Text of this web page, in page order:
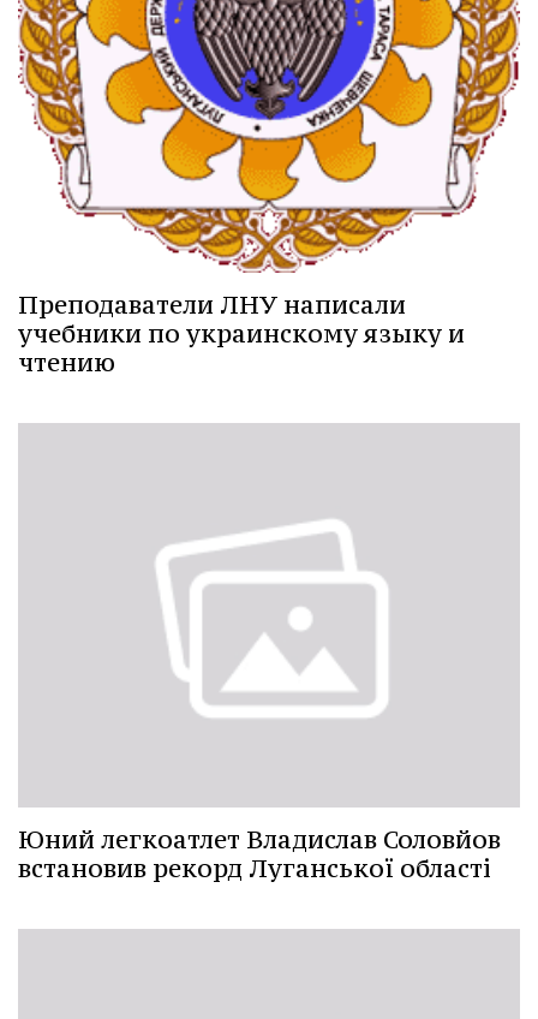
Преподаватели ЛНУ написали
учебники по украинскому языку и
чтению
Юний легкоатлет Владислав Соловйов
встановив рекорд Луганської області